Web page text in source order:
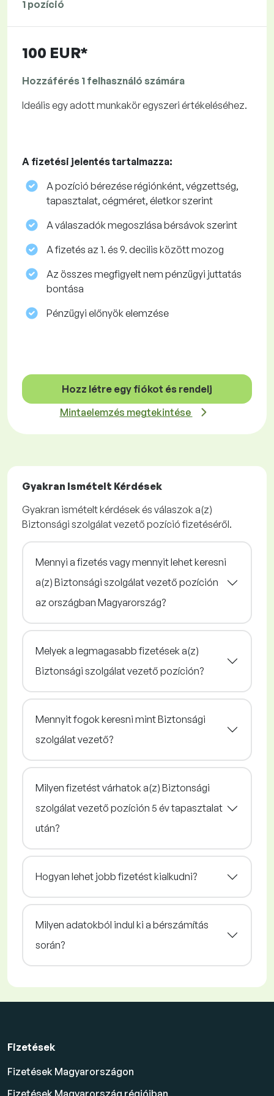
1 pozíció
100 EUR*
Hozzáférés 1 felhasználó számára
Ideális egy adott munkakör egyszeri értékeléséhez.
A fizetési jelentés tartalmazza:
A pozíció bérezése régiónként, végzettség,
tapasztalat, cégméret, életkor szerint
A válaszadók megoszlása ​​bérsávok szerint
A fizetés az 1. és 9. decilis között mozog
Az összes megfigyelt nem pénzügyi juttatás
bontása
Pénzügyi előnyök elemzése
Hozz létre egy fiókot és rendelj
Mintaelemzés megtekintése
Gyakran Ismételt Kérdések
Gyakran ismételt kérdések és válaszok a(z)
Biztonsági szolgálat vezető pozíció fizetéséről.
Mennyi a fizetés vagy mennyit lehet keresni
a(z) Biztonsági szolgálat vezető pozíción
az országban Magyarország?
Melyek a legmagasabb fizetések a(z)
Biztonsági szolgálat vezető pozíción?
Mennyit fogok keresni mint Biztonsági
szolgálat vezető?
Milyen fizetést várhatok a(z) Biztonsági
szolgálat vezető pozíción 5 év tapasztalat
után?
Hogyan lehet jobb fizetést kialkudni?
Milyen adatokból indul ki a bérszámítás
során?
Fizetések
Fizetések Magyarországon